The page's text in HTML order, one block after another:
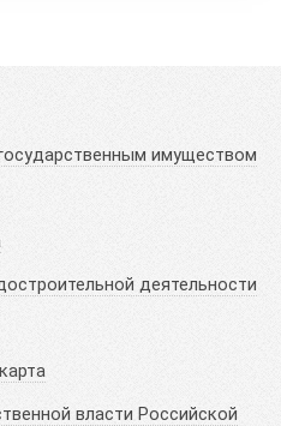
имуществом
деятельности
власти Российской